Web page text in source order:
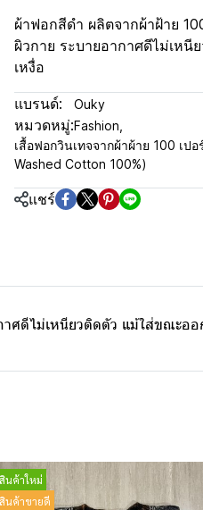
ผ้าฟอกสีดำ ผลิตจากผ้าฝ้าย
ผิวกาย ระบายอากาศดีไม่เห
เหงื่อ
แบรนด์: Ouky
หมวดหมู่:Fashion
เสื้อฟอกวินเทจจากผ้าผ้าย 100 เป
Washed Cotton 100%)
แชร์
ศดีไม่เหนียวติดตัว แม้ใส่ขณะออ
สินค้าใหม่
สินค้าขายดี